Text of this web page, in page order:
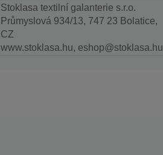
Stoklasa textilní galanterie s.r.o.
Průmyslová 934/13, 747 23 Bolatice,
CZ
www.stoklasa.hu, eshop@stoklasa.hu